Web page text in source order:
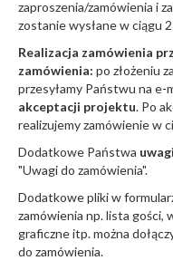
zaproszenia/zamówienia i
zostanie wysłane w ciągu
Realizacja zamówienia
zamówienia: po złożeniu
przesyłamy Państwu na e-
akceptacji projektu. Po
realizujemy zamówienie w
Dodatkowe Państwa uwagi
"Uwagi do zamówienia".
Dodatkowe pliki w
zamówienia np. lista gości,
graficzne itp. można
do zamówienia.